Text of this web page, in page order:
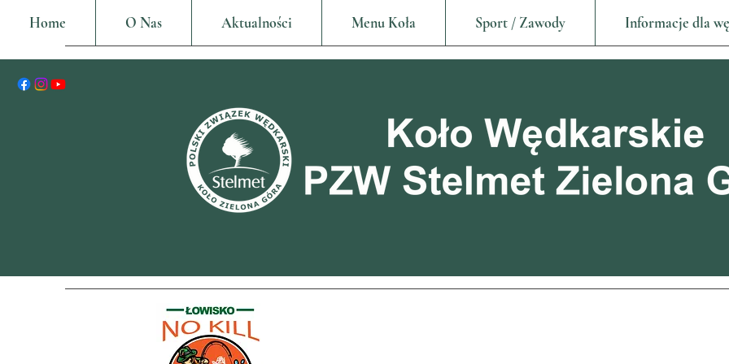
Home O Nas Aktualności Menu Koła Sport / Zawody Informacje dla